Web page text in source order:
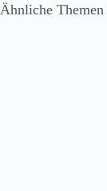
Ähnliche Themen